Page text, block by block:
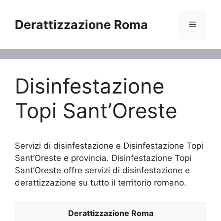
contenuto
Derattizzazione Roma Menu
Disinfestazione
Topi Sant’Oreste
Servizi di disinfestazione e Disinfestazione Topi
Sant’Oreste e provincia. Disinfestazione Topi
Sant’Oreste offre servizi di disinfestazione e
derattizzazione su tutto il territorio romano.
Derattizzazione Roma